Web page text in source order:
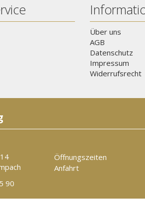
Über uns
AGB
Datenschutz
Impressum
Widerrufsrecht
90
Öffnungszeiten
Anfahrt